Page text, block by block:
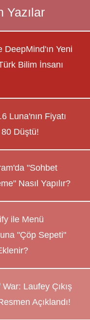
DeepMind'ın Yeni
Bilim İnsanı
Luna'nın Fiyatı
Düştü!
"Sohbet
Nasıl Yapılır?
ile Menü
"Çöp Sepeti"
Laufey Çıkış
Açıklandı!